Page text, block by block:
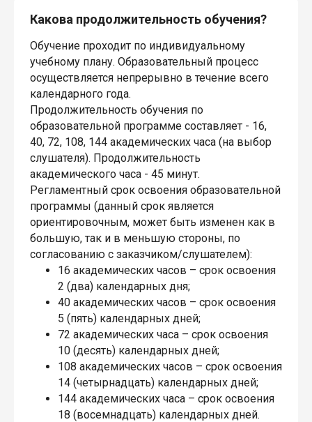
Какова продолжительность обучения?
Обучение проходит по индивидуальному
учебному плану. Образовательный процесс
осуществляется непрерывно в течение всего
календарного года.
Продолжительность обучения по
образовательной программе составляет - 16,
40, 72, 108, 144 академических часа (на выбор
слушателя). Продолжительность
академического часа - 45 минут.
Регламентный срок освоения образовательной
программы (данный срок является
ориентировочным, может быть изменен как в
большую, так и в меньшую стороны, по
согласованию с заказчиком/слушателем):
16 академических часов – срок освоения
2 (два) календарных дня;
40 академических часов – срок освоения
5 (пять) календарных дней;
72 академических часа – срок освоения
10 (десять) календарных дней;
108 академических часов – срок освоения
14 (четырнадцать) календарных дней;
144 академических часа – срок освоения
18 (восемнадцать) календарных дней.